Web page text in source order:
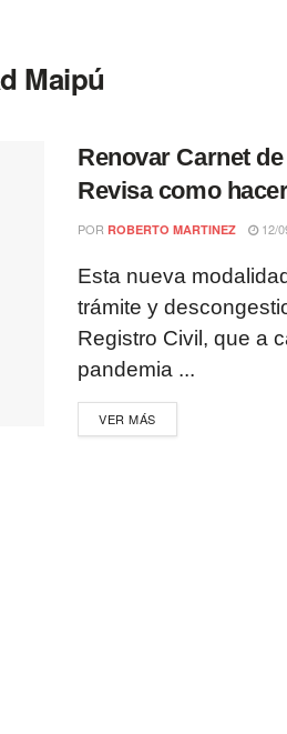
Maipú
Renovar Carnet
Revisa como
POR ROBERTO MARTINEZ 12/
Esta nueva
trámite y
Registro Civil, que a
pandemia ...
VER MÁS